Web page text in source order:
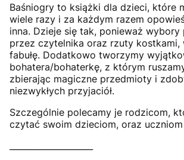
Baśniogry to książki dla dzieci, które
wiele razy i za każdym razem
inna. Dzieje się tak, ponieważ wybory
przez czytelnika oraz rzuty kostkami,
fabułę. Dodatkowo tworzymy
bohatera/bohaterkę, z którym
zbierając magiczne przedmioty i
niezwykłych przyjaciół.
Szczególnie polecamy je rodzicom,
czytać swoim dzieciom, oraz uczniom